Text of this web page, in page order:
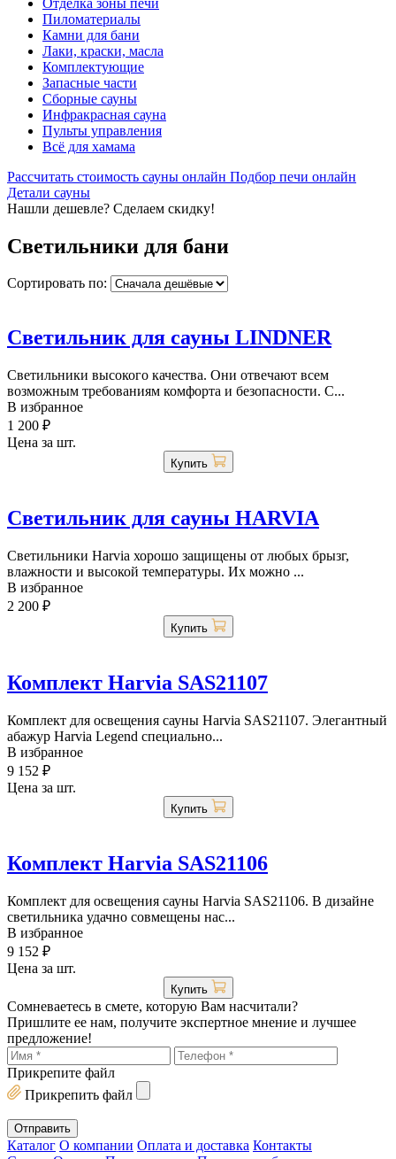
Пиломатериалы
Камни для бани
Лаки, краски, масла
Комплектующие
Запасные части
Сборные сауны
Инфракрасная сауна
Пульты управления
Всё для хамама
Рассчитать стоимость сауны онлайн Подбор печи онлайн
Детали сауны
Нашли дешевле? Сделаем скидку!
Светильники для бани
Сортировать по:
Светильник для сауны LINDNER
Светильники высокого качества. Они отвечают всем
возможным требованиям комфорта и безопасности. С...
В избранное
1 200 ₽
Цена за шт.
Купить
Светильник для сауны HARVIA
Светильники Harvia хорошо защищены от любых брызг,
влажности и высокой температуры. Их можно ...
В избранное
2 200 ₽
Купить
Комплект Harvia SAS21107
Комплект для освещения сауны Harvia SAS21107. Элегантный
абажур Harvia Legend специально...
В избранное
9 152 ₽
Цена за шт.
Купить
Комплект Harvia SAS21106
Комплект для освещения сауны Harvia SAS21106. В дизайне
светильника удачно совмещены нас...
В избранное
9 152 ₽
Цена за шт.
Купить
Сомневаетесь в смете, которую Вам насчитали?
Пришлите ее нам, получите экспертное мнение и лучшее
предложение!
Прикрепите файл
Прикрепить файл
Каталог О компании Оплата и доставка Контакты